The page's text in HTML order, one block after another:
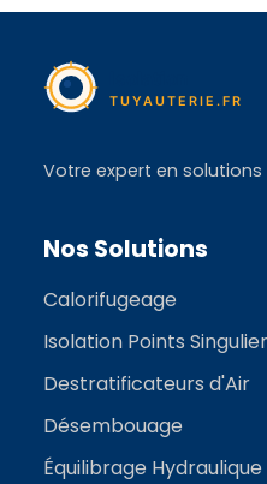
Votre expert en
Nos Solutions
Calorifugeage
Isolation Points
Destratificateurs d'Air
Désembouage
Équilibrage Hydraulique